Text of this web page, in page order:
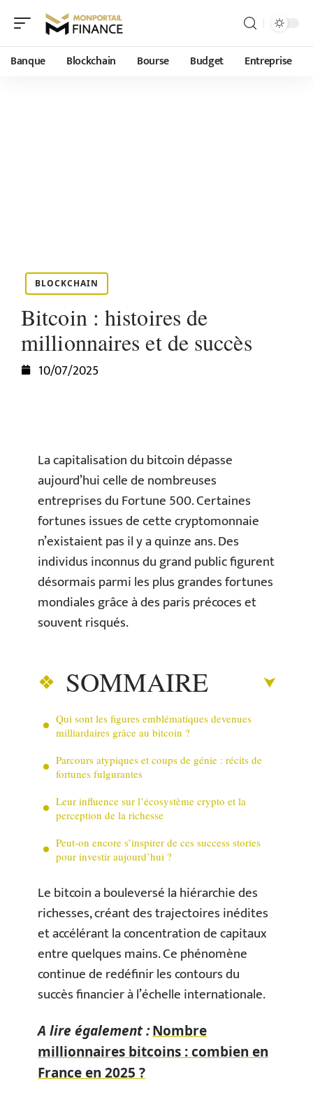
Banque Blockchain Bourse Budget Entreprise
BLOCKCHAIN
Bitcoin : histoires de
millionnaires et de succès
10/07/2025
La capitalisation du bitcoin dépasse
aujourd’hui celle de nombreuses
entreprises du Fortune 500. Certaines
fortunes issues de cette cryptomonnaie
n’existaient pas il y a quinze ans. Des
individus inconnus du grand public figurent
désormais parmi les plus grandes fortunes
mondiales grâce à des paris précoces et
souvent risqués.
SOMMAIRE
Qui sont les figures emblématiques devenues
milliardaires grâce au bitcoin ?
Parcours atypiques et coups de génie : récits de
fortunes fulgurantes
Leur influence sur l’écosystème crypto et la
perception de la richesse
Peut-on encore s’inspirer de ces success stories
pour investir aujourd’hui ?
Le bitcoin a bouleversé la hiérarchie des
richesses, créant des trajectoires inédites
et accélérant la concentration de capitaux
entre quelques mains. Ce phénomène
continue de redéfinir les contours du
succès financier à l’échelle internationale.
A lire également :Nombre
millionnaires bitcoins : combien en
France en 2025 ?